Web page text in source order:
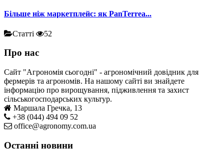
Більше ніж маркетплейс: як PanTerrea...
Статті 52
Про нас
Сайт "Агрономія сьогодні" - агрономічний довідник для
фермерів та агрономів. На нашому сайті ви знайдете
інформацію про вирощування, підживлення та захист
сільськогосподарських культур.
Маршала Гречка, 13
+38 (044) 494 09 52
office@agronomy.com.ua
Останні новини